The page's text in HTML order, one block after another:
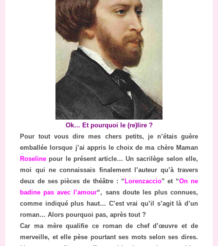
Ok… Et pourquoi le (re)lire ?
Pour tout vous dire mes chers petits, je n’étais guère
emballée lorsque j’ai appris le choix de ma chère Maman
Roseline pour le présent article… Un sacrilège selon elle,
moi qui ne connaissais finalement l’auteur qu’à travers
deux de ses pièces de théâtre : “ Lorenzaccio” et “On ne
badine pas avec l’amour“, sans doute les plus connues,
comme indiqué plus haut… C’est vrai qu’il s’agit là d’un
roman… Alors pourquoi pas, après tout ?
Car ma mère qualifie ce roman de chef d’œuvre et de
merveille, et elle pèse pourtant ses mots selon ses dires.